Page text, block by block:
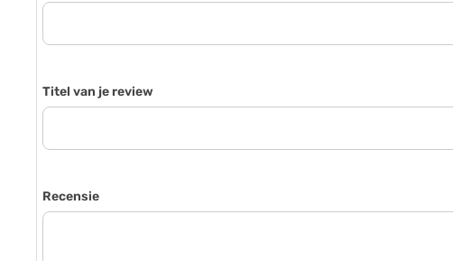
Titel van je review
Recensie